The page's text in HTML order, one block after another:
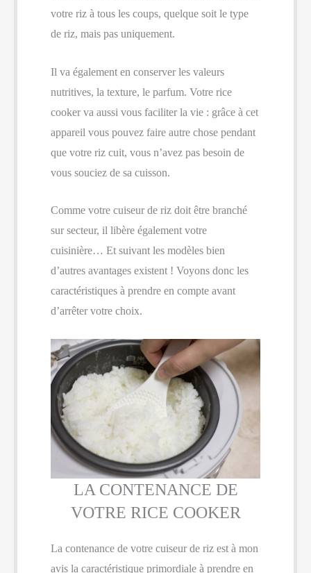
votre riz à tous les coups, quelque soit le type
de riz, mais pas uniquement.
Il va également en conserver les valeurs
nutritives, la texture, le parfum. Votre rice
cooker va aussi vous faciliter la vie : grâce à cet
appareil vous pouvez faire autre chose pendant
que votre riz cuit, vous n’avez pas besoin de
vous souciez de sa cuisson.
Comme votre cuiseur de riz doit être branché
sur secteur, il libère également votre
cuisinière… Et suivant les modèles bien
d’autres avantages existent ! Voyons donc les
caractéristiques à prendre en compte avant
d’arrêter votre choix.
LA CONTENANCE DE
VOTRE RICE COOKER
La contenance de votre cuiseur de riz est à mon
avis la caractéristique primordiale à prendre en